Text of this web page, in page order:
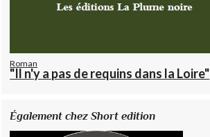
Roman
"Il n'y a pas de requins dans la Loire"
Également chez Short edition